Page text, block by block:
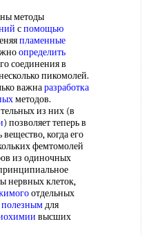
методы
спомощью
пламенные
определить
соединения в
пикомолей.
важнаразработка
методов.
из них (в
) позволяет теперь в
когда его
фемтомолей
из одиночных
нервных клеток,
отдельных
полезнымдля
высших